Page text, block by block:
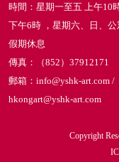
時間：星期一至五 上午10
下午6時 ，星期六、日、公
假期休息
傳真：（852）37912171
郵箱：info@yshk-art.com /
hkongart@yshk-art.com
Copyright